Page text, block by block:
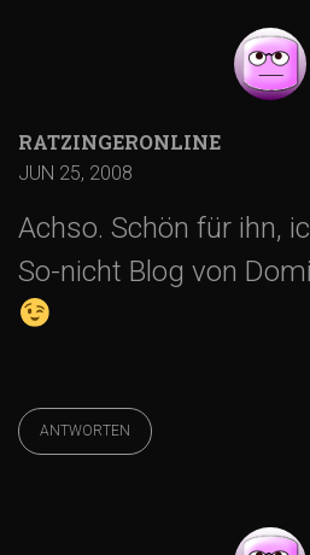
RATZINGERONLINE
JUN 25, 2008
Achso. Schön für ihn,
So-nicht Blog von
ANTWORTEN